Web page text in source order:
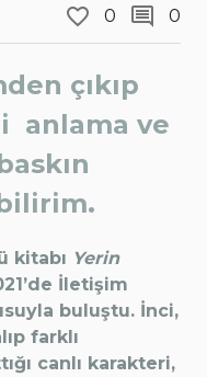
0 0
çıkıp
anlama ve
kitabı Yerin
İletişim
buluştu. İnci,
farklı
canlı karakteri,